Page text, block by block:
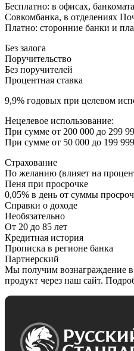
Бесплатно: в офисах,
Совкомбанка, в отделениях
Платно: сторонние банки и
Без залога
Поручительство
Без поручителей
Процентная ставка
9,9% годовых при целевом
Нецелевое использование:
При сумме от 200 000 до 299
При сумме от 50 000 до 199
Страхование
По желанию (влияет на
Пеня при просрочке
0,05% в день от суммы
Справки о доходе
Необязательно
От 20 до 85 лет
Кредитная история
Прописка в регионе банка
Партнерский
Мы получим вознаграждение
продукт через наш сайт.